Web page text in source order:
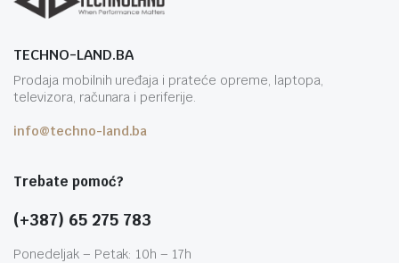
TECHNO-LAND.BA
Prodaja mobilnih uređaja i prateće opreme, laptopa,
televizora, računara i periferije.
info@techno-land.ba
Trebate pomoć?
(+387) 65 275 783
Ponedeljak – Petak: 10h – 17h